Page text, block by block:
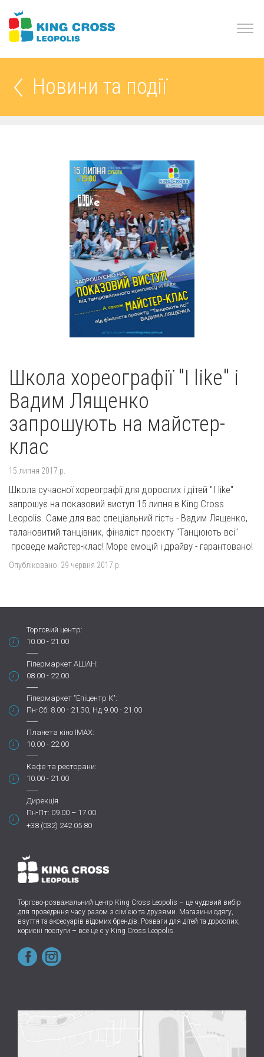
Новини та події
Школа хореографії "I like" і
Вадим Лященко
запрошують на майстер-
клас
15 липня 2017 р.
Школа сучасної хореографії для дорослих і дітей "I like"
запрошує на показовий виступ 15 липня в King Cross
Leopolis. Саме для вас спеціальний гість - Вадим Лященко,
талановитий танцівник, фіналіст проекту "Танцюють всі"
проведе майстер-клас! Море емоцій і драйву - гарантовано!
Опубліковано: 29 червня 2017 р.
Торговий центр:
10.00 - 21.00
Гіпермаркет АШАН:
08.00 - 22.00
Гіпермаркет "Епіцентр К":
Пн-Сб: 8.00 - 21.30, Нд 9.00 - 21.00
Планета кіно IMAX:
10.00 - 22.00
Кафе та ресторани:
10.00 - 21.00
Дирекція
Пн-Пт: 09.00 – 17.00
+38 (032) 242 05 80
Торгово-розважальний центр King Cross Leopolis – це чудовий вибір
для проведення часу разом з сім’єю та друзями. Магазини одягу,
взуття та аксесуарів відомих брендів. Розваги для дітей та дорослих,
корисні послуги – все це є у King Cross Leopolis.